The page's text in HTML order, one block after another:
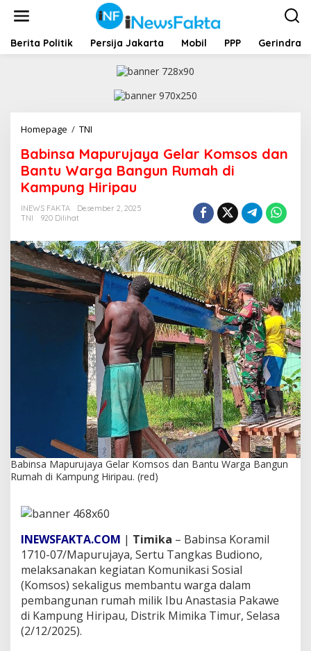
t
Berita Politik Persija Jakarta Mobil PPP Gerindra
Homepage / TNI
b
i
n
s
p
u
r
u
j
a
y
a
G
e
l
a
r
K
o
m
s
o
s
d
B
n
u
W
a
r
g
Babinsa Mapurujaya Gelar Komsos dan
Bantu Warga Bangun Rumah di
Kampung Hiripau
INEWS FAKTA
Desember 2, 2025
TNI
920 Dilihat
Babinsa Mapurujaya Gelar Komsos dan Bantu Warga Bangun
Rumah di Kampung Hiripau. (red)
INEWSFAKTA.COM | Timika – Babinsa Koramil
1710-07/Mapurujaya, Sertu Tangkas Budiono,
melaksanakan kegiatan Komunikasi Sosial
(Komsos) sekaligus membantu warga dalam
pembangunan rumah milik Ibu Anastasia Pakawe
di Kampung Hiripau, Distrik Mimika Timur, Selasa
(2/12/2025).